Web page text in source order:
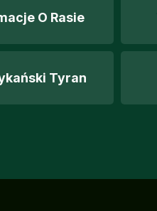
O Rasie
Tyran